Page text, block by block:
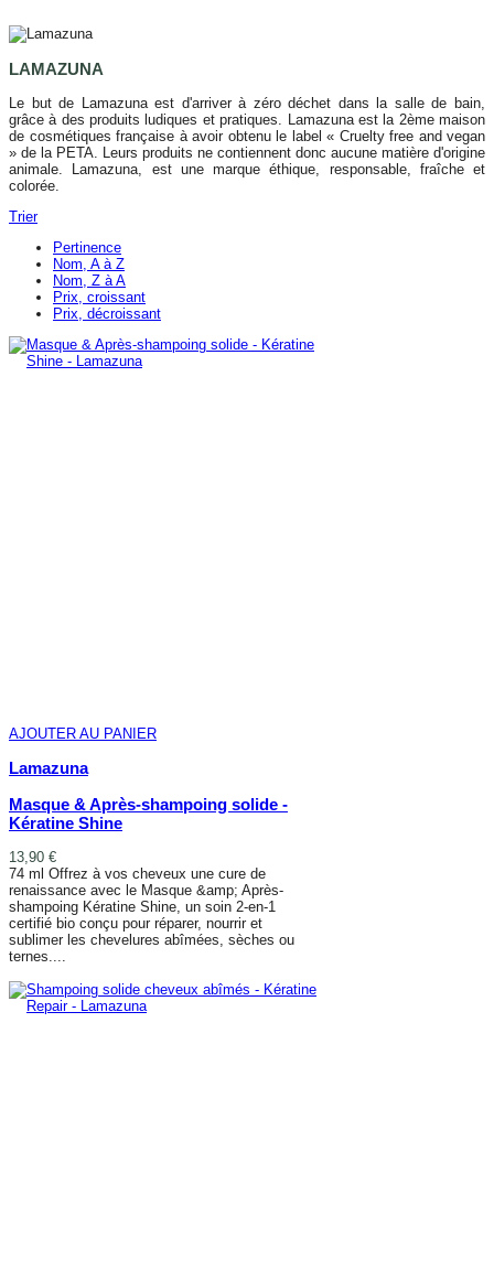
LAMAZUNA
Le but de Lamazuna est d'arriver à zéro déchet dans la salle de bain,
grâce à des produits ludiques et pratiques. Lamazuna est la 2ème maison
de cosmétiques française à avoir obtenu le label « Cruelty free and vegan
» de la PETA. Leurs produits ne contiennent donc aucune matière d'origine
animale. Lamazuna, est une marque éthique, responsable, fraîche et
colorée.
Trier
Pertinence
Nom, A à Z
Nom, Z à A
Prix, croissant
Prix, décroissant
AJOUTER AU PANIER
Lamazuna
Masque & Après-shampoing solide -
Kératine Shine
13,90 €
74 ml Offrez à vos cheveux une cure de
renaissance avec le Masque &amp; Après-
shampoing Kératine Shine, un soin 2-en-1
certifié bio conçu pour réparer, nourrir et
sublimer les chevelures abîmées, sèches ou
ternes....